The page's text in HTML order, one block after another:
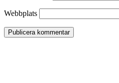
Webbplats